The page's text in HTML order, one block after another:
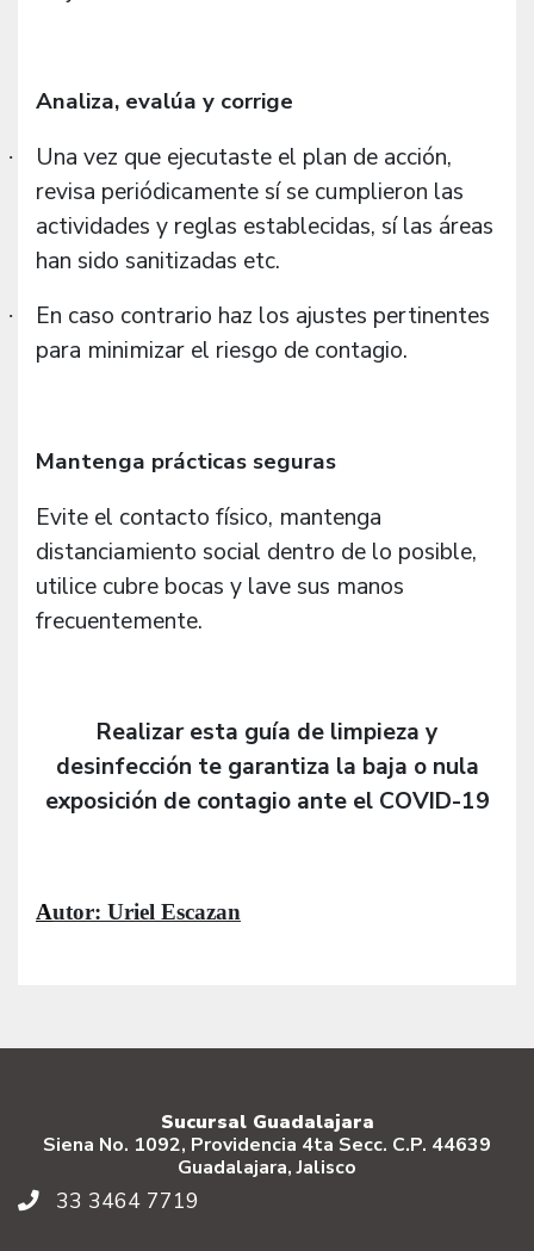
Analiza, evalúa y corrige
·
Una vez que ejecutaste el plan de acción,
revisa periódicamente sí se cumplieron las
actividades y reglas establecidas, sí las áreas
han sido sanitizadas etc.
·
En caso contrario haz los ajustes pertinentes
para minimizar el riesgo de contagio.
Mantenga prácticas seguras
Evite el contacto físico, mantenga
distanciamiento social dentro de lo posible,
utilice cubre bocas y lave sus manos
frecuentemente.
Realizar esta guía de limpieza y
desinfección te garantiza la baja o nula
exposición de contagio ante el COVID-19
Autor: Uriel Escazan
Sucursal Guadalajara
Siena No. 1092, Providencia 4ta Secc. C.P. 44639
Guadalajara, Jalisco
33 3464 7719